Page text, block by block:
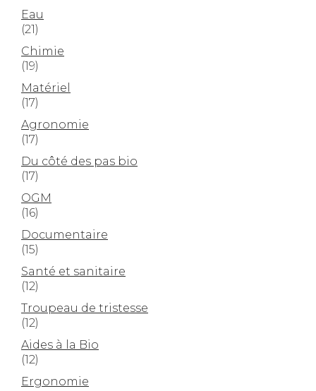
Eau
(21)
Chimie
(19)
Matériel
(17)
Agronomie
(17)
Du côté des pas bio
(17)
OGM
(16)
Documentaire
(15)
Santé et sanitaire
(12)
Troupeau de tristesse
(12)
Aides à la Bio
(12)
Ergonomie